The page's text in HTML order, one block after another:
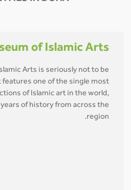
of Islamic Arts
Islamic Arts is seriously not to be
It features one of the single most
of Islamic art in the world,
years of history from across the
region.